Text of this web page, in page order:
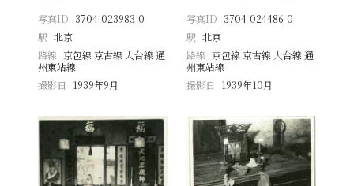
写真ID 3704-023983-0
駅 北京
路線 京包線 京古線 大台線 通
州東站線
撮影日
1939年9月
写真ID 3704-024486-0
駅 北京
路線 京包線 京古線 大台線 通
州東站線
撮影日
1939年10月